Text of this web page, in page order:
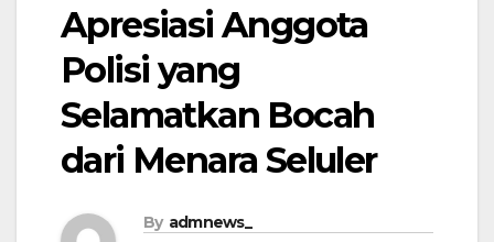
Apresiasi Anggota
Polisi yang
Selamatkan Bocah
dari Menara Seluler
By admnews_